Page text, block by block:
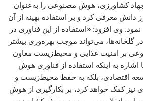
کشاورزی، هوش مصنوعی را به‌عنوان
دانش معرفی کرد و بر استفاده بهینه از آن
وی افزود: «استفاده از این فناوری در
گلخانه‌ها، می‌تواند موجب بهره‌وری بیشتر
بر امنیت غذایی و محیط‌زیست معاون
اشاره به اینکه استفاده از فناوری هوش
اقتصادی، بلکه به حفظ محیط‌زیست و
نیز کمک خواهد کرد، بر بکارگیری از هوش